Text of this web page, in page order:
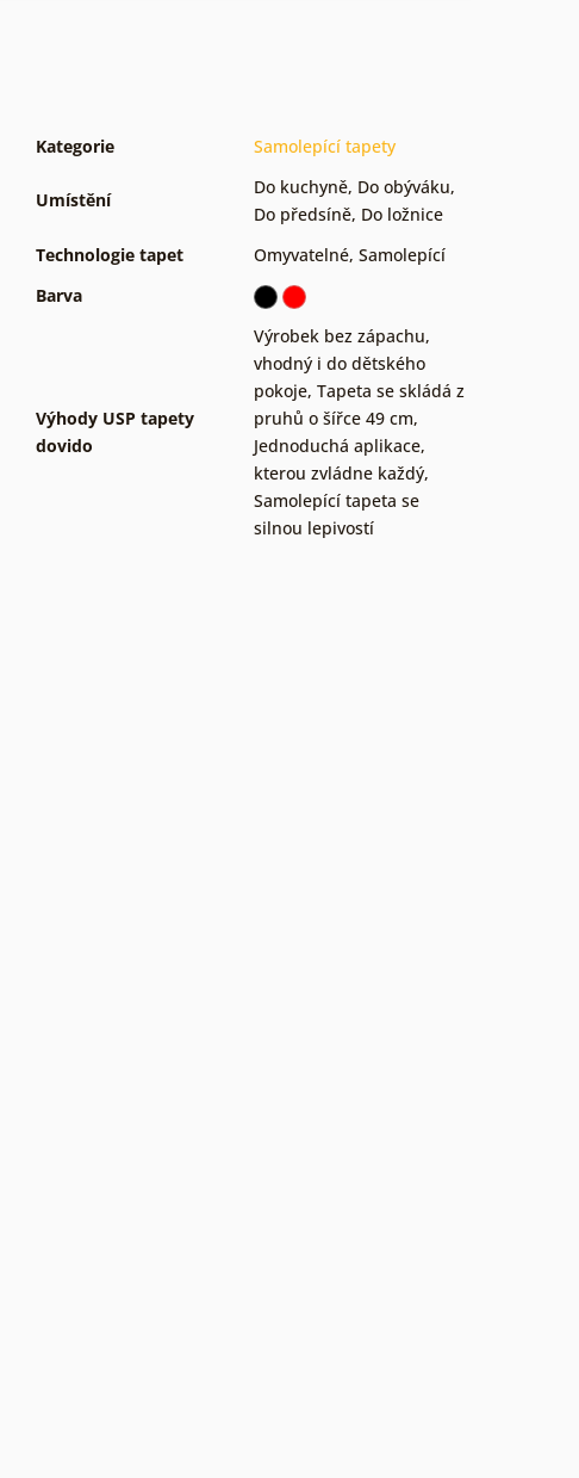
Kategorie Samolepící tapety
Umístění
Do kuchyně, Do obýváku,
Do předsíně, Do ložnice
Technologie tapet
Omyvatelné, Samolepící
Barva
Výhody USP tapety
dovido
Výrobek bez zápachu,
vhodný i do dětského
pokoje, Tapeta se skládá z
pruhů o šířce 49 cm,
Jednoduchá aplikace,
kterou zvládne každý,
Samolepící tapeta se
silnou lepivostí